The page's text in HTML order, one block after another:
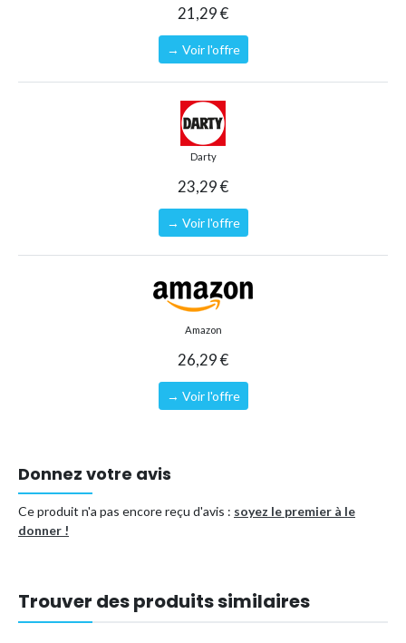
21,29 €
→ Voir l'offre
Darty
23,29 €
→ Voir l'offre
Amazon
26,29 €
→ Voir l'offre
Donnez votre avis
Ce produit n'a pas encore reçu d'avis : soyez le premier à le
donner !
Trouver des produits similaires